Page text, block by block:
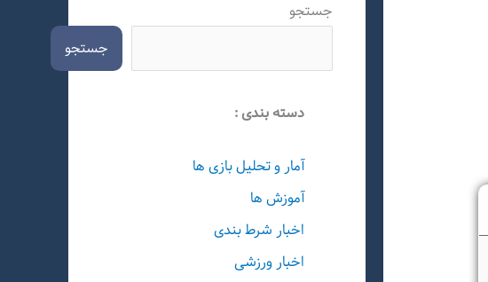
جستجو
جستجو
دسته بندی :
آمار و تحلیل بازی ها
آموزش ها
اخبار شرط بندی
اخبار ورزشی